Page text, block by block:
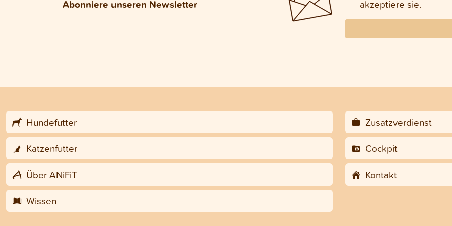
Abonniere unseren Newsletter
akzeptiere sie.
Hundefutter
Katzenfutter
Über ANiFiT
Wissen
Zusatzverdienst
Cockpit
Kontakt